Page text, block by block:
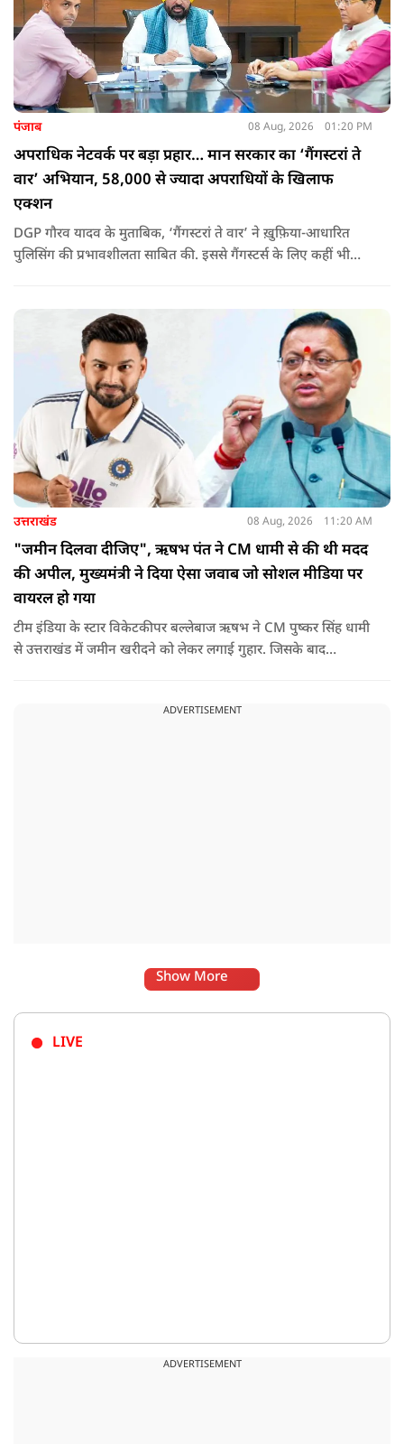
पंजाब 08 Aug, 2026 01:20 PM
अपराधिक नेटवर्क पर बड़ा प्रहार… मान सरकार का ‘गैंगस्टरां ते
वार’ अभियान, 58,000 से ज्यादा अपराधियों के खिलाफ
एक्शन
DGP गौरव यादव के मुताबिक, ‘गैंगस्टरां ते वार’ ने ख़ुफ़िया-आधारित
पुलिसिंग की प्रभावशीलता साबित की. इससे गैंगस्टर्स के लिए कहीं भी
उत्तराखंड 08 Aug, 2026 11:20 AM
"जमीन दिलवा दीजिए", ऋषभ पंत ने CM धामी से की थी मदद
की अपील, मुख्यमंत्री ने दिया ऐसा जवाब जो सोशल मीडिया पर
वायरल हो गया
टीम इंडिया के स्टार विकेटकीपर बल्लेबाज ऋषभ ने CM पुष्कर सिंह धामी
से उत्तराखंड में जमीन खरीदने को लेकर लगाई गुहार. जिसके बाद
ADVERTISEMENT
Show More
LIVE
ADVERTISEMENT